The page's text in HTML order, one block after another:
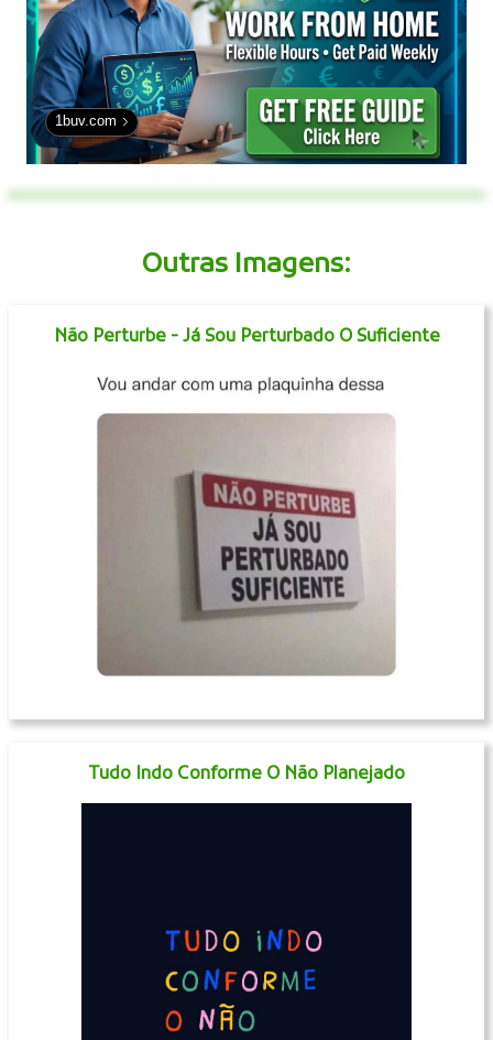
1buv.com
Outras Imagens:
Não Perturbe - Já Sou Perturbado O Suficiente
Tudo Indo Conforme O Não Planejado